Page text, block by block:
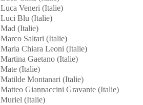
Luca Veneri (Italie)
Luci Blu (Italie)
Mad (Italie)
Marco Saltari (Italie)
Maria Chiara Leoni (Italie)
Martina Gaetano (Italie)
Mate (Italie)
Matilde Montanari (Italie)
Matteo Giannaccini Gravante (Italie)
Muriel (Italie)